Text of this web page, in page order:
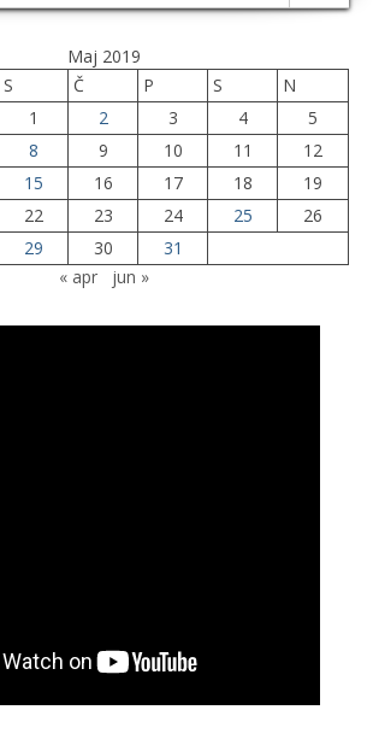
Maj 2019
S Č P S
N
1
2 3 4
5
8 9 10 11
12
15 16 17 18
19
22 23 24 25
26
29 30
31
« apr
jun »